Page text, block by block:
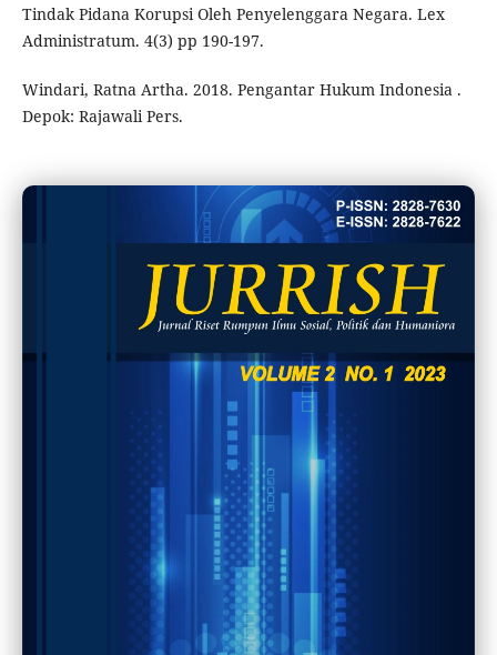
Tindak Pidana Korupsi Oleh Penyelenggara Negara. Lex
Administratum. 4(3) pp 190-197.
Windari, Ratna Artha. 2018. Pengantar Hukum Indonesia .
Depok: Rajawali Pers.